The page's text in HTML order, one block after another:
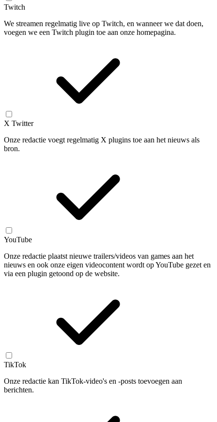
Twitch
We streamen regelmatig live op Twitch, en wanneer we dat doen,
voegen we een Twitch plugin toe aan onze homepagina.
X Twitter
Onze redactie voegt regelmatig X plugins toe aan het nieuws als
bron.
YouTube
Onze redactie plaatst nieuwe trailers/videos van games aan het
nieuws en ook onze eigen videocontent wordt op YouTube gezet en
via een plugin getoond op de website.
TikTok
Onze redactie kan TikTok-video's en -posts toevoegen aan
berichten.